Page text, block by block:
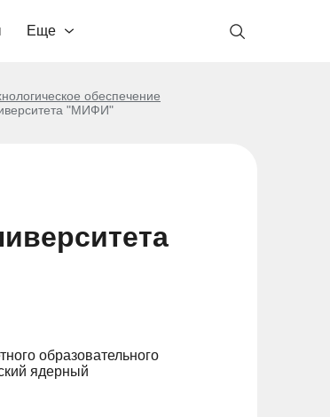
Еще
обеспечение
"МИФИ"
образовательного
ядерный